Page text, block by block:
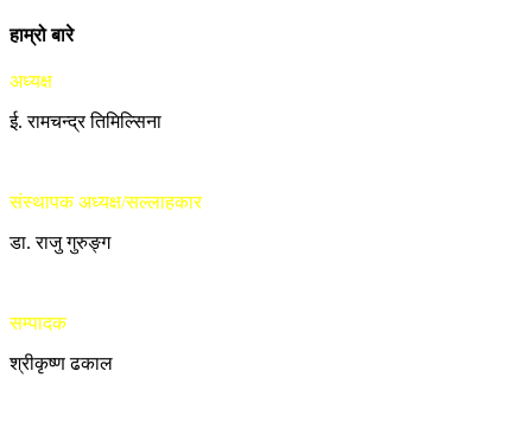
हाम्रो बारे
अध्यक्ष
ई. रामचन्द्र तिमिल्सिना
संस्थापक अध्यक्ष/सल्लाहकार
डा. राजु गुरुङ्ग
सम्पादक
श्रीकृष्ण ढकाल